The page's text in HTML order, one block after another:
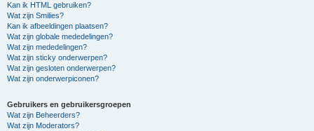
Kan ik HTML gebruiken?
Wat zijn Smilies?
Kan ik afbeeldingen plaatsen?
Wat zijn globale mededelingen?
Wat zijn mededelingen?
Wat zijn sticky onderwerpen?
Wat zijn gesloten onderwerpen?
Wat zijn onderwerpiconen?
Gebruikers en gebruikersgroepen
Wat zijn Beheerders?
Wat zijn Moderators?